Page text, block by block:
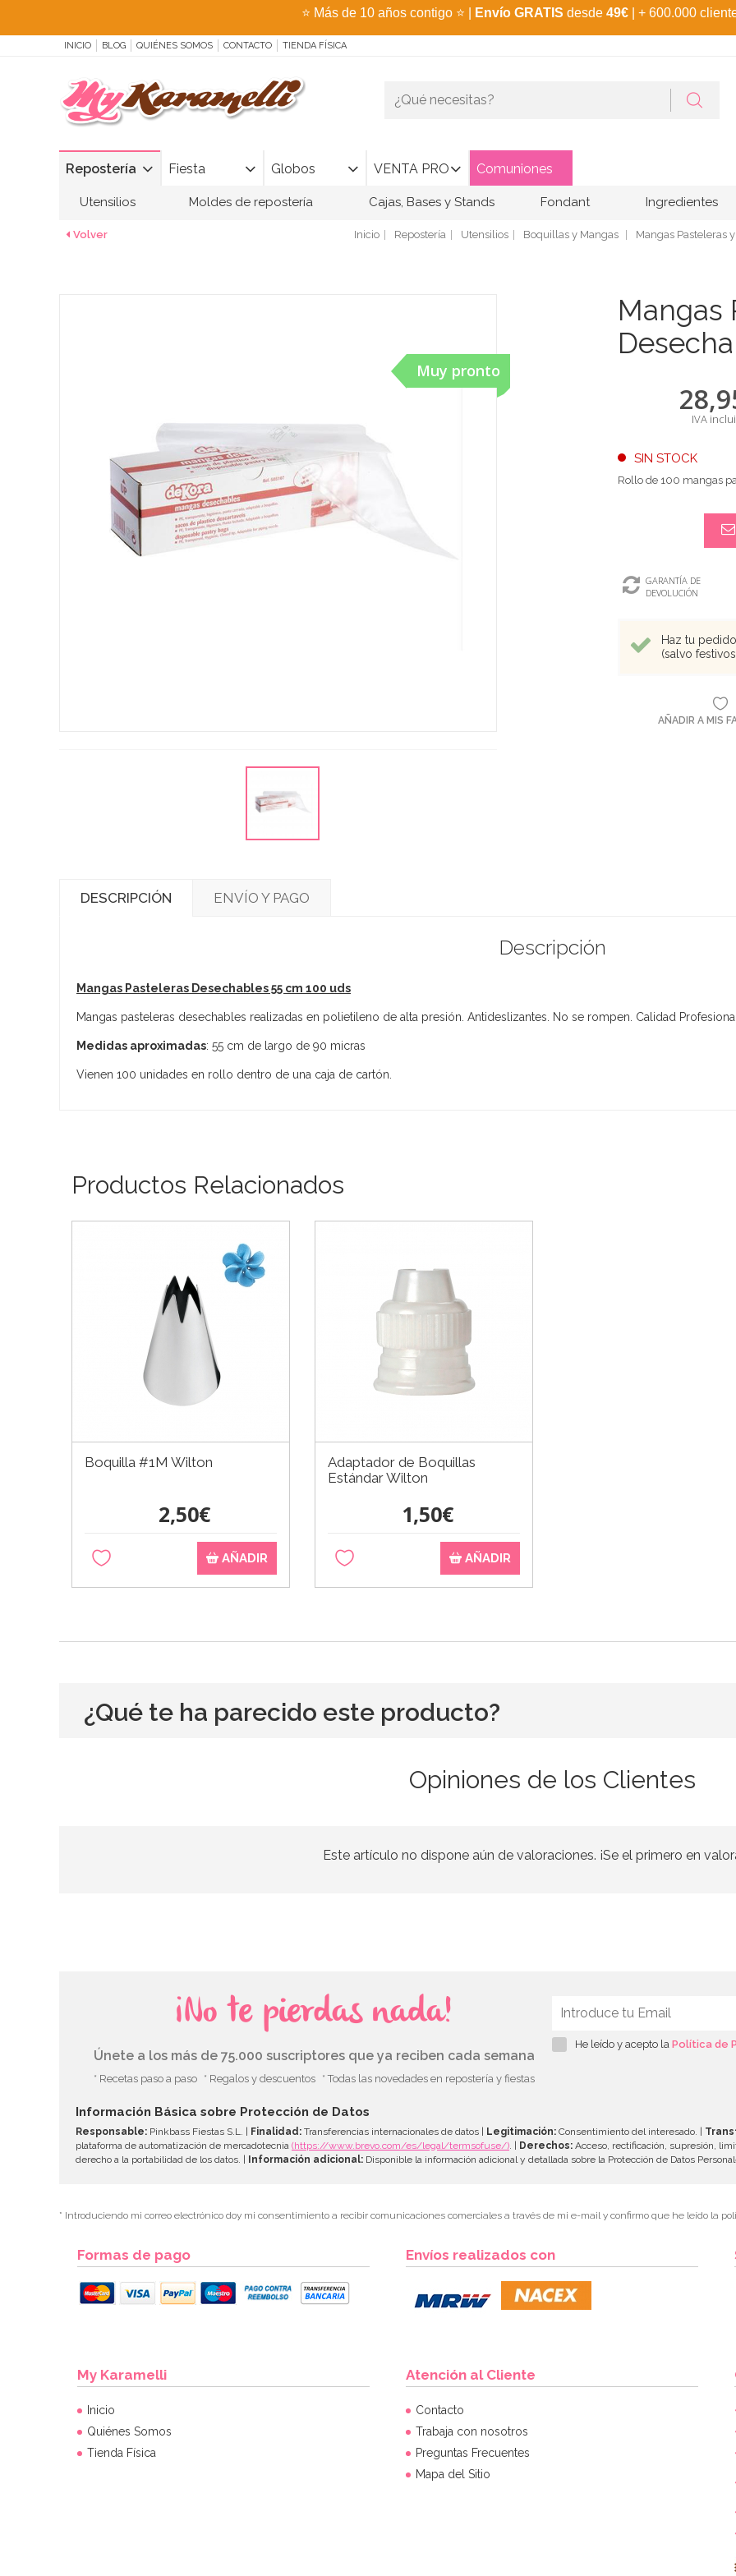
⭐ Más de 10 años contigo ⭐ Envío GRATIS desde 49€ | + 600.000
INICIO BLOG QUIÉNES SOMOS CONTACTO TIENDA FÍSICA
Repostería Fiesta Globos VENTA PRO Comuniones
Utensilios Moldes de repostería Cajas, Bases y Stands Fondant Ingredientes
Volver Inicio Repostería Utensilios Boquillas y Mangas Mangas Pasteleras
Muy pronto
Mangas
IVA
SIN STOCK
Rollo de 100 mangas
GARANTÍA DE
DEVOLUCIÓN
Haz tu
(salvo
AÑADIR A MIS
DESCRIPCIÓN ENVÍO Y PAGO
Descripción
Mangas Pasteleras Desechables 55 cm 100 uds
Mangas pasteleras desechables realizadas en polietileno de alta presión. Antideslizantes. No se rompen. Calidad
Medidas aproximadas: 55 cm de largo de 90 micras
Vienen 100 unidades en rollo dentro de una caja de cartón.
Productos Relacionados
Boquilla #1M Wilton
2,50€
AÑADIR
Adaptador de Boquillas
Estándar Wilton
1,50€
AÑADIR
¿Qué te ha parecido este producto?
Opiniones de los Clientes
Este artículo no dispone aún de valoraciones. ¡Se el primero en
¡No te pierdas nada!
Únete a los más de 75.000 suscriptores que ya reciben cada semana
* Recetas paso a paso * Regalos y descuentos * Todas las novedades en repostería y fiestas
He leído y acepto la Política de
Información Básica sobre Protección de Datos
Responsable: Pinkbass Fiestas S.L. | Finalidad: Transferencias internacionales de datos | Legitimación: Consentimiento del interesado. |
plataforma de automatización de mercadotecnia (https://www.brevo.com/es/legal/termsofuse/) . | Derechos: Acceso, rectificación, supresión,
derecho a la portabilidad de los datos. | Información adicional: Disponible la información adicional y detallada sobre la Protección de Datos
* Introduciendo mi correo electrónico doy mi consentimiento a recibir comunicaciones comerciales a través de mi e-mail y confirmo que he leído la
Formas de pago Envíos realizados con
My Karamelli
Inicio
Quiénes Somos
Tienda Física
Atención al Cliente
Contacto
Trabaja con nosotros
Preguntas Frecuentes
Mapa del Sitio